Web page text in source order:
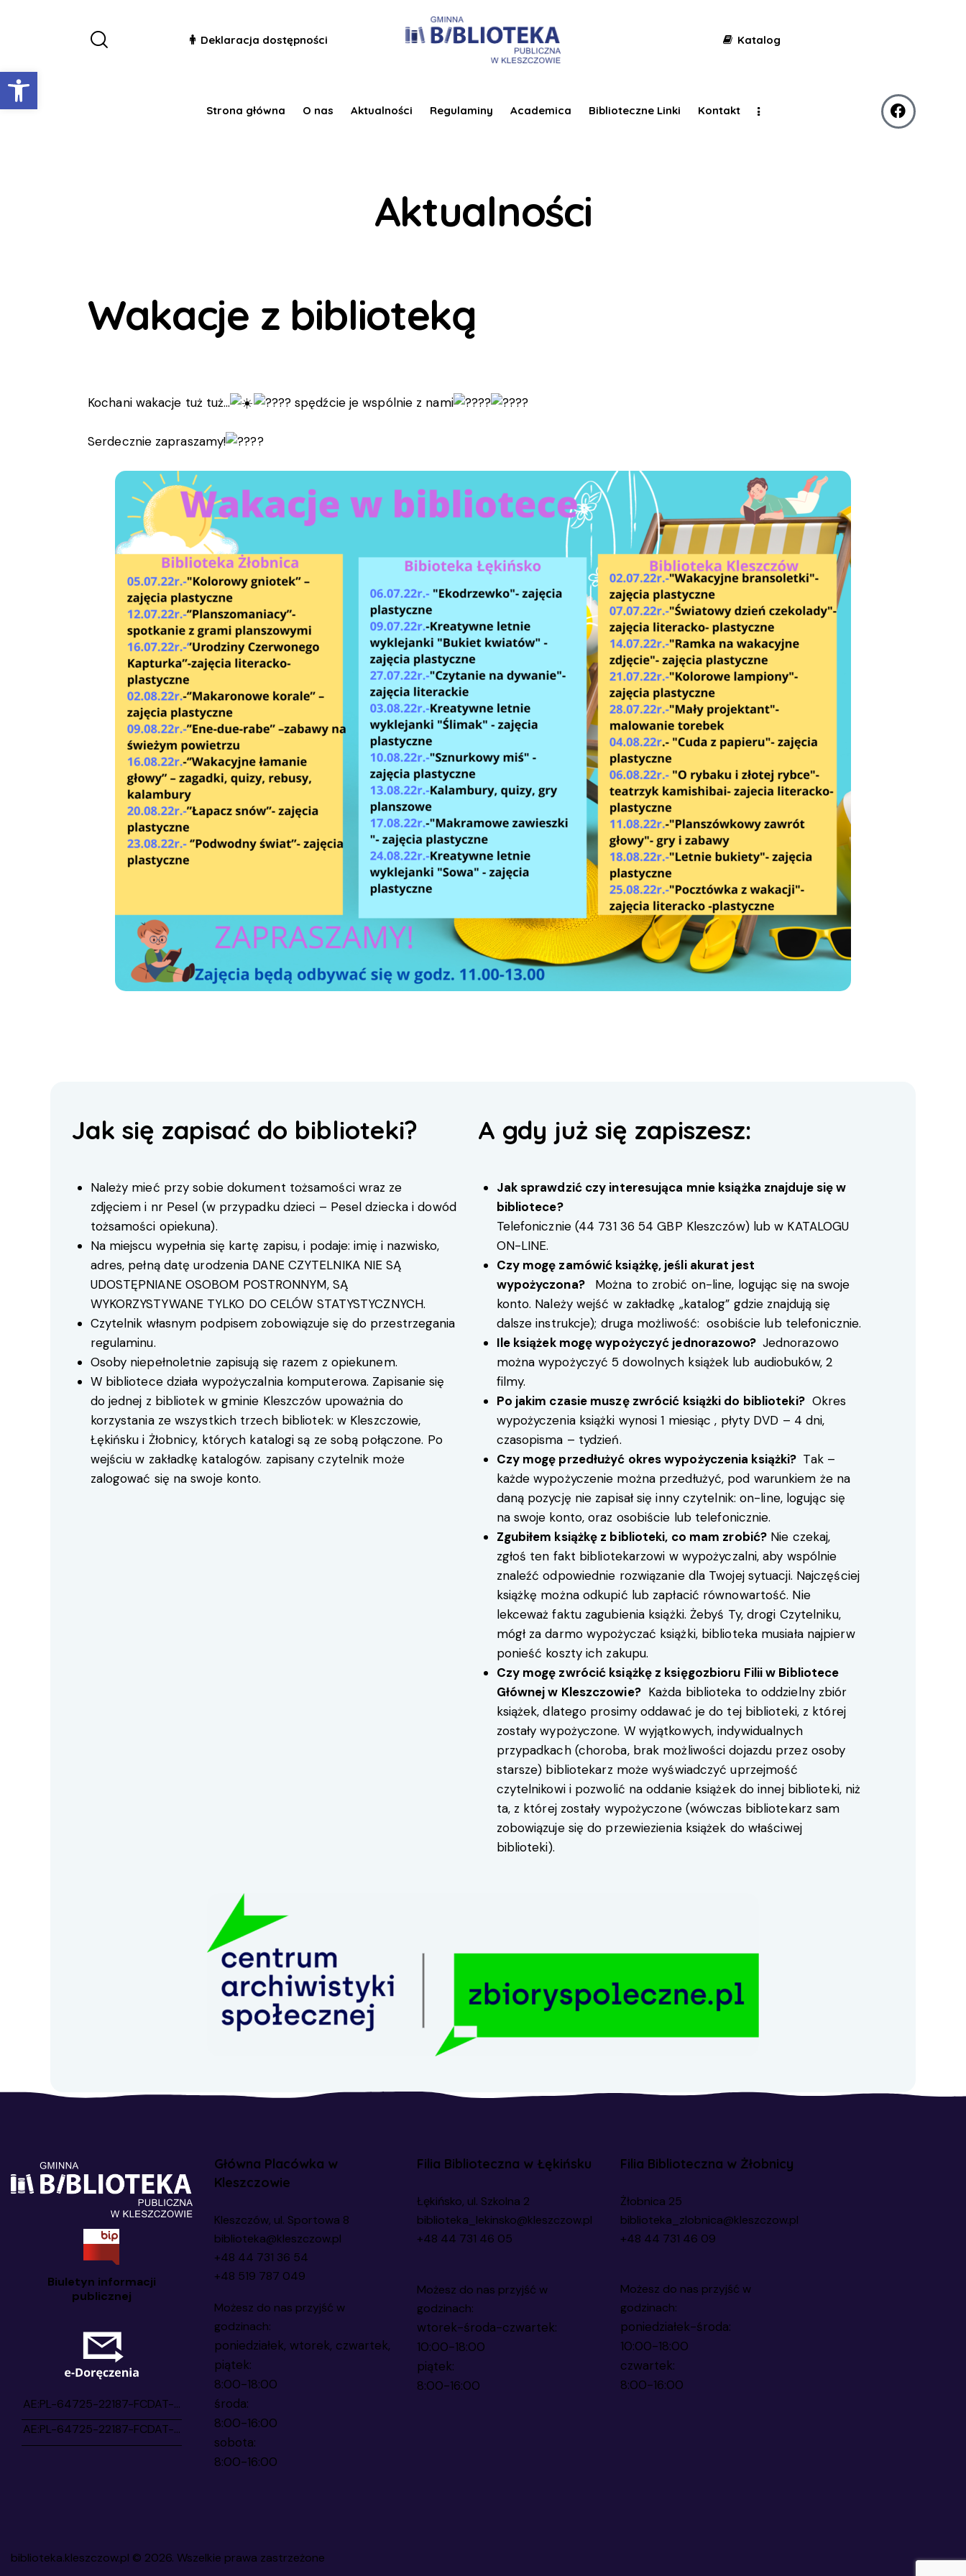
Otwórz pasek narzędzi
Deklaracja dostępności Katalog
Strona główna O nas Aktualności Regulaminy Academica Biblioteczne Linki Kontakt
Aktualności
Wakacje z biblioteką
Kochani wakacje tuż tuż… spędźcie je wspólnie z nami
Serdecznie zapraszamy!
Jak się zapisać do biblioteki?
Należy mieć przy sobie dokument tożsamości wraz ze
zdjęciem i nr Pesel (w przypadku dzieci – Pesel dziecka i dowód
tożsamości opiekuna).
Na miejscu wypełnia się kartę zapisu, i podaje: imię i nazwisko,
adres, pełną datę urodzenia DANE CZYTELNIKA NIE SĄ
UDOSTĘPNIANE OSOBOM POSTRONNYM, SĄ
WYKORZYSTYWANE TYLKO DO CELÓW STATYSTYCZNYCH.
Czytelnik własnym podpisem zobowiązuje się do przestrzegania
regulaminu.
Osoby niepełnoletnie zapisują się razem z opiekunem.
W bibliotece działa wypożyczalnia komputerowa. Zapisanie się
do jednej z bibliotek w gminie Kleszczów upoważnia do
korzystania ze wszystkich trzech bibliotek: w Kleszczowie,
Łękińsku i Żłobnicy, których katalogi są ze sobą połączone. Po
wejściu w zakładkę katalogów. zapisany czytelnik może
zalogować się na swoje konto.
A gdy już się zapiszesz:
Jak sprawdzić czy interesująca mnie książka znajduje się w
bibliotece?
Telefonicznie (44 731 36 54 GBP Kleszczów) lub w KATALOGU
ON-LINE.
Czy mogę zamówić książkę, jeśli akurat jest
wypożyczona?
Można to zrobić on-line, logując się na swoje
konto. Należy wejść w zakładkę „katalog” gdzie znajdują się
dalsze instrukcje); druga możliwość: osobiście lub telefonicznie.
Ile książek mogę wypożyczyć jednorazowo? Jednorazowo
można wypożyczyć 5 dowolnych książek lub audiobuków, 2
filmy.
Po jakim czasie muszę zwrócić książki do biblioteki?Okres
wypożyczenia książki wynosi 1 miesiąc , płyty DVD – 4 dni,
czasopisma – tydzień.
Czy mogę przedłużyć okres wypożyczenia książki? Tak –
każde wypożyczenie można przedłużyć, pod warunkiem że na
daną pozycję nie zapisał się inny czytelnik: on-line, logując się
na swoje konto, oraz osobiście lub telefonicznie.
Zgubiłem książkę z biblioteki, co mam zrobić? Nie czekaj,
zgłoś ten fakt bibliotekarzowi w wypożyczalni, aby wspólnie
znaleźć odpowiednie rozwiązanie dla Twojej sytuacji. Najczęściej
książkę można odkupić lub zapłacić równowartość. Nie
lekceważ faktu zagubienia książki. Żebyś Ty, drogi Czytelniku,
mógł za darmo wypożyczać książki, biblioteka musiała najpierw
ponieść koszty ich zakupu.
Czy mogę zwrócić książkę z księgozbioru Filii w Bibliotece
Głównej w Kleszczowie?Każda biblioteka to oddzielny zbiór
książek, dlatego prosimy oddawać je do tej biblioteki, z której
zostały wypożyczone. W wyjątkowych, indywidualnych
przypadkach (choroba, brak możliwości dojazdu przez osoby
starsze) bibliotekarz może wyświadczyć uprzejmość
czytelnikowi i pozwolić na oddanie książek do innej biblioteki, niż
ta, z której zostały wypożyczone (wówczas bibliotekarz sam
zobowiązuje się do przewiezienia książek do właściwej
biblioteki).
Biuletyn informacji
publicznej
Główna Placówka w
Kleszczowie
Kleszczów, ul. Sportowa 8
biblioteka@kleszczow.pl
+48 44 731 36 54
+48 519 787 049
Możesz do nas przyjść w
godzinach:
poniedziałek, wtorek, czwartek,
piątek:
8:00-18:00
środa:
8:00-16:00
sobota:
8:00-16:00
Filia Biblioteczna w Łękińsku
Łękińsko, ul. Szkolna 2
biblioteka_lekinsko@kleszczow.pl
+48 44 731 46 05
Możesz do nas przyjść w
godzinach:
wtorek-środa-czwartek:
10:00-18:00
piątek:
8:00-16:00
Filia Biblioteczna w Żłobnicy
Żłobnica 25
biblioteka_zlobnica@kleszczow.pl
+48 44 731 46 09
Możesz do nas przyjść w
godzinach:
poniedziałek-środa:
10:00-18:00
czwartek:
8:00-16:00
biblioteka.kleszczow.pl © 2026. Wszelkie prawa zastrzeżone